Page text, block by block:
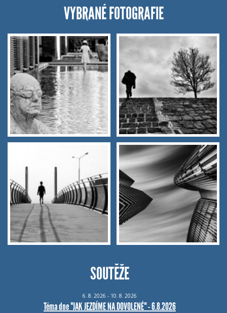
VYBRANÉ FOTOGRAFIE
SOUTĚŽE
6. 8. 2026 - 10. 8. 2026
Téma dne "JAK JEZDÍME NA DOVOLENÉ" - 6.8.2026